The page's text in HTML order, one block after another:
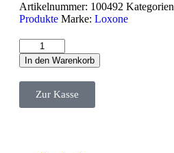
Artikelnummer: 100492
Produkte Marke: Loxone
In den Warenkorb
Zur Kasse